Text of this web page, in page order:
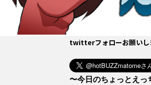
twitterフォローお願いし
〜今日のちょっとえ